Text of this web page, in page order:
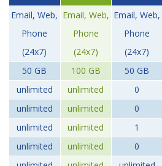
Email, Web,
Phone
(24x7)
50 GB
unlimited
unlimited
unlimited
unlimited
Email, Web,
Phone
(24x7)
100 GB
unlimited
unlimited
unlimited
unlimited
Email, Web,
Phone
(24x7)
50 GB
0
0
1
0